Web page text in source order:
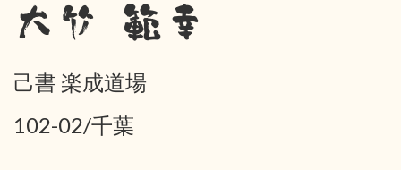
大竹 範幸
己書 楽成道場
102-02/千葉